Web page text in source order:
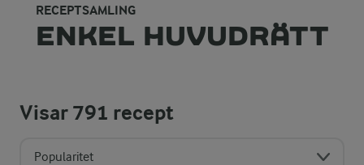
RECEPTSAMLING
ENKEL HUVUDRÄTT
Visar791 recept
Popularitet